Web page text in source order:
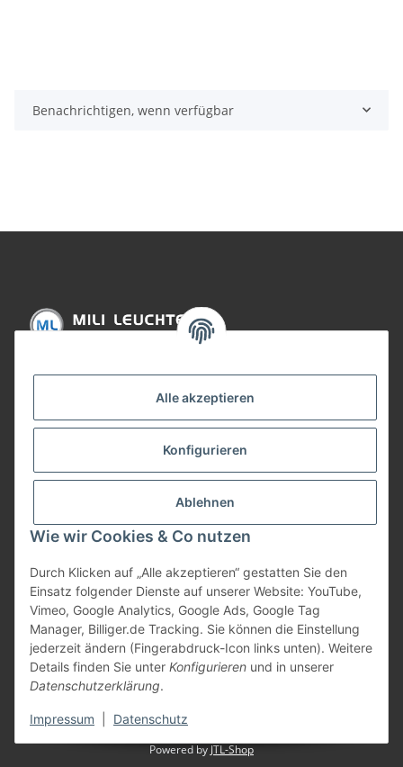
Alle akzeptieren
Konfigurieren
Ablehnen
Wie wir Cookies & Co nutzen
Durch Klicken auf „Alle akzeptieren“ gestatten Sie den
Einsatz folgender Dienste auf unserer Website: YouTube,
Vimeo, Google Analytics, Google Ads, Google Tag
Manager, Billiger.de Tracking. Sie können die Einstellung
jederzeit ändern (Fingerabdruck-Icon links unten). Weitere
Details finden Sie unter Konfigurieren und in unserer
Datenschutzerklärung.
Impressum Datenschutz
Benachrichtigen, wenn verfügbar
Gesetzliche Informationen
Bezahlung
Vertrag widerrufen
Powered by JTL-Shop